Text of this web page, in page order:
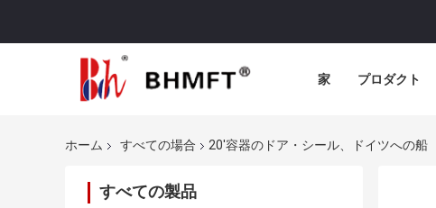
家 プロダクト
ホーム すべての場合 20'容器のドア・シール、ドイツへの船
すべての製品